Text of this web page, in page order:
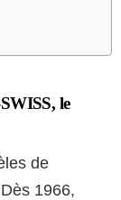
le
de
1966,